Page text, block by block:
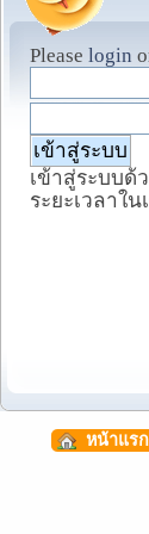
Please login
เข้าสู่ระบบด้
ระยะเวลาใ
หน้าแรก